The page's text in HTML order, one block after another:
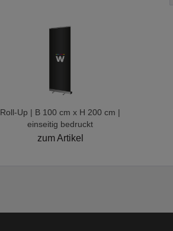
Roll-Up | B 100 cm x H 200 cm |
einseitig bedruckt
zum Artikel